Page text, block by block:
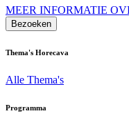
MEER INFORMATIE
Bezoeken
Thema's Horecava
Alle Thema's
Programma